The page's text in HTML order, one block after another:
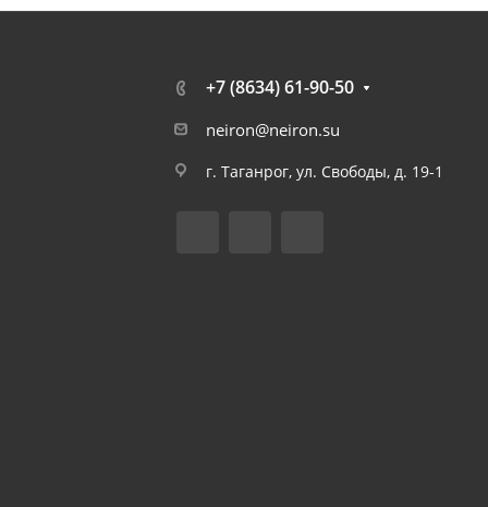
+7 (8634) 61-90-50
neiron@neiron.su
г. Таганрог, ул. Свободы, д. 19-1